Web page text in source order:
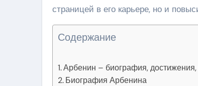
страницей в его карьере, но и
Содержание
Арбенин – биография,
Биография Арбенина